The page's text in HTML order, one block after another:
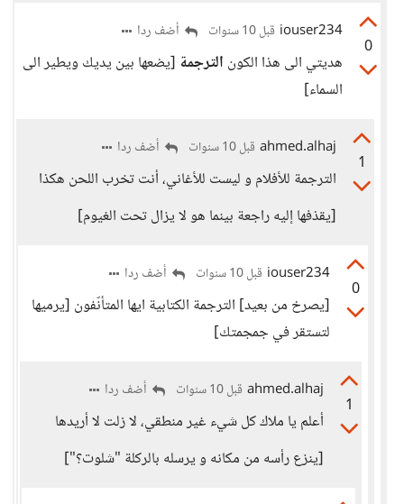
0
iouser234 قبل 10 سنوات أضف ردا
هديتي الى هذا الكون الترجمة [يضعها بين يديك ويطير الى
السماء]
1
ahmed.alhaj قبل 10 سنوات أضف ردا
الترجمة للأفلام و ليست للأغاني، أنت تخرب اللحن هكذا
[يقذفها إليه راجعة بينما هو لا يزال تحت الغيوم]
0
iouser234 قبل 10 سنوات أضف ردا
[يصرخ من بعيد] الترجمة الكتابية ايها المتأنّفون [يرميها
لتستقر في جمجمتك]
1
ahmed.alhaj قبل 10 سنوات أضف ردا
أعلم يا ملاك كل شيء غير منطقي، لا زلت لا أريدها
[ينزع رأسه من مكانه و يرسله بالركلة "شلوت؟"]